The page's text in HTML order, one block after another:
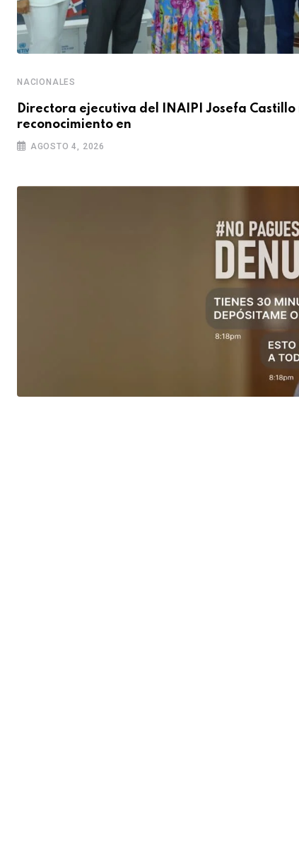
NACIONALES
Directora ejecutiva del INAIPI Josefa Castillo
reconocimiento en
AGOSTO 4, 2026